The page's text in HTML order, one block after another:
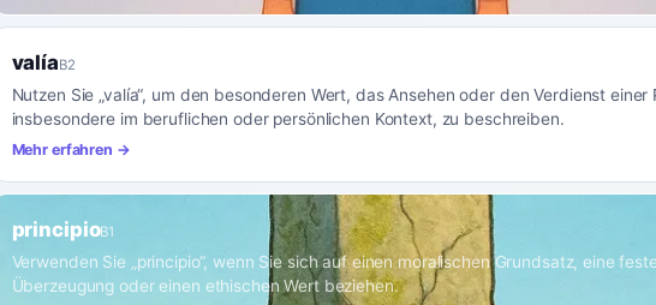
valíaB2
Nutzen Sie „valía“, um den besonderen Wert, das Ansehen oder den Verdienst einer
insbesondere im beruflichen oder persönlichen Kontext, zu beschreiben.
Mehr erfahren →
principioB1
Verwenden Sie „principio“, wenn Sie sich auf einen moralischen Grundsatz, eine
Überzeugung oder einen ethischen Wert beziehen.